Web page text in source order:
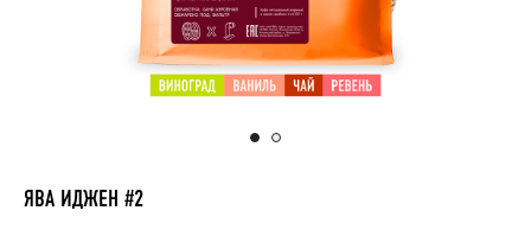
ЯВА ИДЖЕН #2